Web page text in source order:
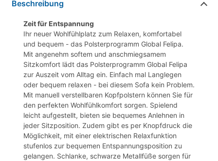
Beschreibung
Zeit für Entspannung
Ihr neuer Wohlfühlplatz zum Relaxen, komfortabel
und bequem - das Polsterprogramm Global Felipa.
Mit angenehm softem und anschmiegsamem
Sitzkomfort lädt das Polsterprogramm Global Felipa
zur Auszeit vom Alltag ein. Einfach mal Langlegen
oder bequem relaxen - bei diesem Sofa kein Problem.
Mit manuell verstellbaren Kopfpolstern können Sie für
den perfekten Wohlfühlkomfort sorgen. Spielend
leicht aufgestellt, bieten sie bequemes Anlehnen in
jeder Sitzposition. Zudem gibt es per Knopfdruck die
Möglichkeit, mit einer elektrischen Relaxfunktion
stufenlos zur bequemen Entspannungsposition zu
gelangen. Schlanke, schwarze Metallfüße sorgen für